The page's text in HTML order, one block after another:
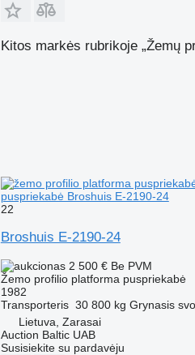
Kitos markės rubrikoje „Žemų
puspriekabė Broshuis E-2190-24
22
Broshuis E-2190-24
2 500 € Be PVM
Žemo profilio platforma puspriekabė
1982
Transporteris 30 800 kg Grynasis
Lietuva, Zarasai
Auction Baltic UAB
Susisiekite su pardavėju